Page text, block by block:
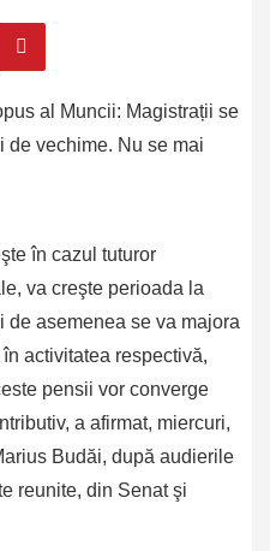
în cazul tuturor
va creşte perioada la
de asemenea se va majora
activitatea respectivă,
pensii vor converge
a afirmat, miercuri,
Budăi, după audierile
reunite, din Senat şi